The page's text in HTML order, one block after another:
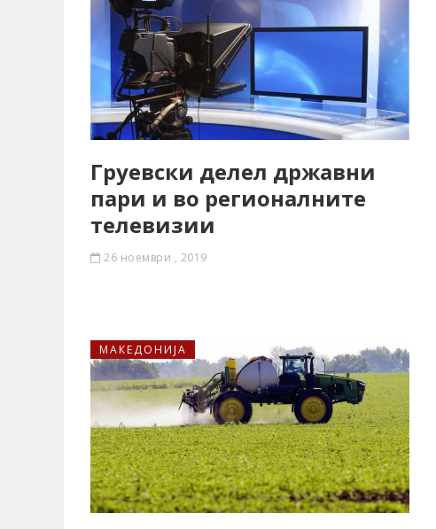
Груевски делел државни
пари и во регионалните
телевизии
26 ноември , 2019
МАКЕДОНИЈА